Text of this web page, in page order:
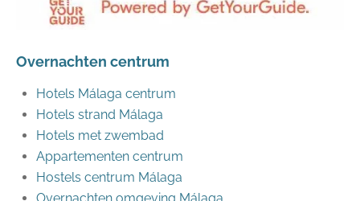
Overnachten centrum
Hotels Málaga centrum
Hotels strand Málaga
Hotels met zwembad
Appartementen centrum
Hostels centrum Málaga